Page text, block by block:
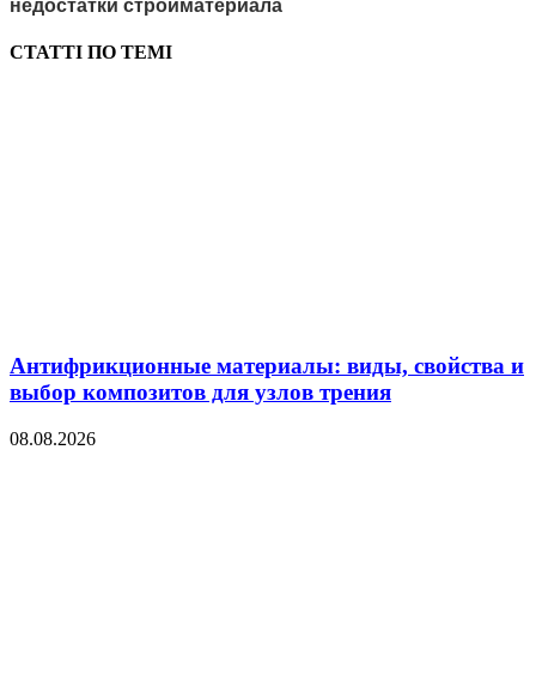
недостатки стройматериала
СТАТТІ ПО ТЕМІ
Антифрикционные материалы: виды, свойства и
выбор композитов для узлов трения
08.08.2026